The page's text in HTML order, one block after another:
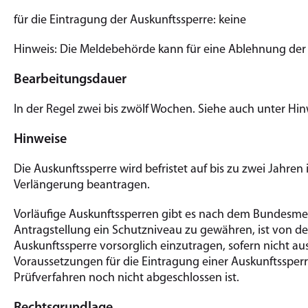
für die Eintragung der Auskunftssperre: keine
Hinweis: Die Meldebehörde kann für eine Ablehnung
Bearbeitungsdauer
In der Regel zwei bis zwölf Wochen. Siehe auch unter
Hinweise
Die Auskunftssperre wird befristet auf bis zu zwei
Verlängerung beantragen.
Vorläufige Auskunftssperren gibt es nach dem
Antragstellung ein Schutzniveau zu gewähren, ist von
Auskunftssperre vorsorglich einzutragen, sofern nicht
Voraussetzungen für die Eintragung einer
Prüfverfahren noch nicht abgeschlossen ist.